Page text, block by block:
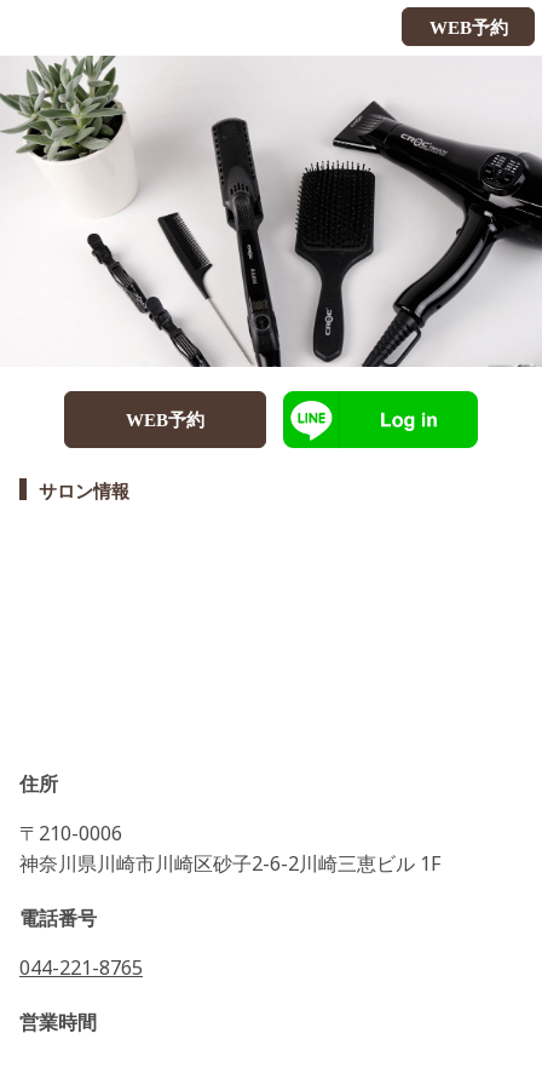
WEB予約
WEB予約
サロン情報
住所
〒210-0006
神奈川県川崎市川崎区砂子2-6-2川崎三恵ビル 1F
電話番号
044-221-8765
営業時間